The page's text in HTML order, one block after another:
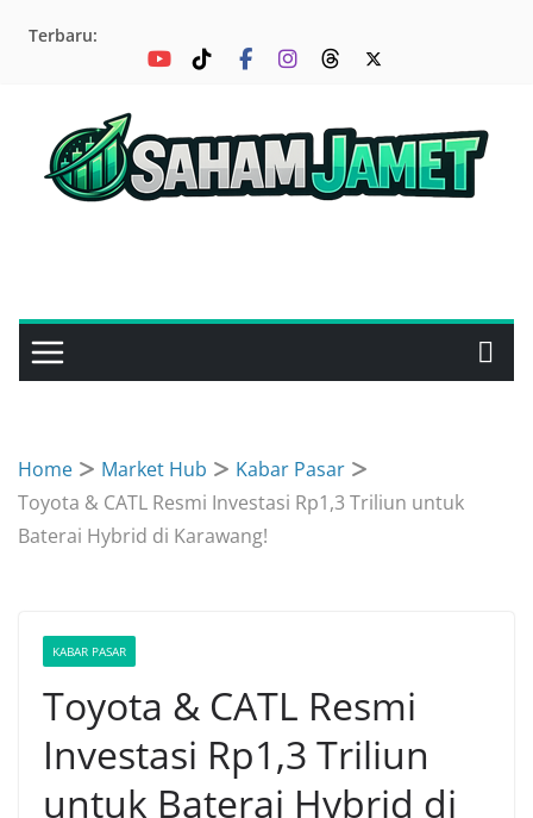
Terbaru:
Home Market Hub
Kabar Pasar
Toyota & CATL Resmi Investasi Rp1,3 Triliun untuk
Baterai Hybrid di Karawang!
KABAR PASAR
Toyota & CATL Resmi
Investasi Rp1,3 Triliun
untuk Baterai Hybrid di